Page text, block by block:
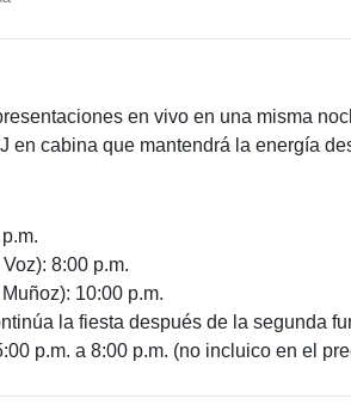
en vivo en una misma
en cabina que mantendrá la energía
8:00 p.m.
10:00 p.m.
la fiesta después de la segunda
p.m. a 8:00 p.m. (no incluico en el